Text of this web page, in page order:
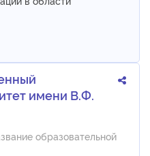
имени В.Ф.
образовательной